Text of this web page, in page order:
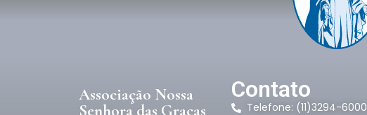
Associação Nossa
Senhora das Graças
Contato
Telefone: (11)3294-6000